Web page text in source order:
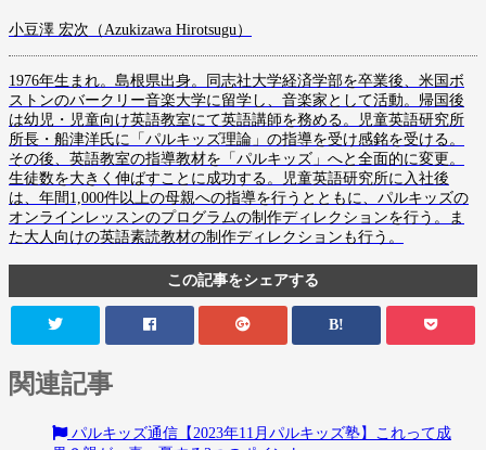
小豆澤 宏次（Azukizawa Hirotsugu）
1976年生まれ。島根県出身。同志社大学経済学部を卒業後、米国ボ
ストンのバークリー音楽大学に留学し、音楽家として活動。帰国後
は幼児・児童向け英語教室にて英語講師を務める。児童英語研究所
所長・船津洋氏に「パルキッズ理論」の指導を受け感銘を受ける。
その後、英語教室の指導教材を「パルキッズ」へと全面的に変更。
生徒数を大きく伸ばすことに成功する。児童英語研究所に入社後
は、年間1,000件以上の母親への指導を行うとともに、パルキッズの
オンラインレッスンのプログラムの制作ディレクションを行う。ま
た大人向けの英語素読教材の制作ディレクションも行う。
この記事をシェアする
B!
関連記事
パルキッズ通信【2023年11月パルキッズ塾】これって成